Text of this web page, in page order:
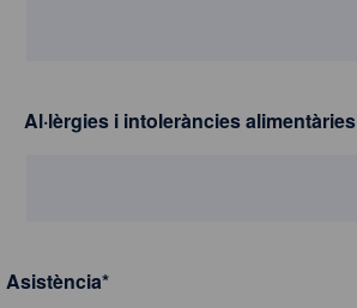
Al·lèrgies i intoleràncies alimentàries
Asistència*